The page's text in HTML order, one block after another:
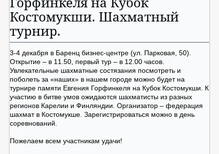
Костомукши. Шахматный
турнир.
3-4 декабря в Баренц бизнес-центре (ул. Парковая, 50).
Открытие – в 11.50, первый тур – в 12.00 часов.
Увлекательные шахматные состязания посмотреть и
поболеть за «наших» в нашем городе можно будет на
турнире памяти Евгения Горфинкеля на Кубок Костомукши. К
участию в битве умов ожидаются шахматисты из разных
регионов Карелии и Финляндии. Организатор – федерация
шахмат в Костомукше. Зарегистрироваться можно в день
соревнований.
Пожелаем всем участникам удачи!